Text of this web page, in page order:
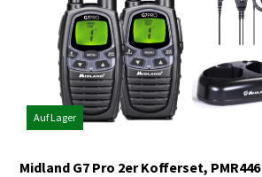
Auf Lager
Midland G7 Pro 2er Kofferset, PMR446